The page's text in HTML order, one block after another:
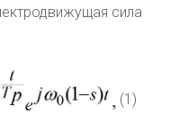
сила
(1)